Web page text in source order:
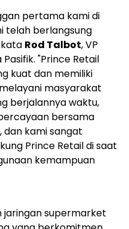
pertama kami di
telah berlangsung
Rod Talbot, VP
Pasifik. "Prince Retail
kuat dan memiliki
masyarakat
berjalannya waktu,
bersama
dan kami sangat
Prince Retail di saat
kemampuan
jaringan supermarket